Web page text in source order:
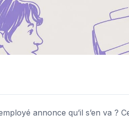
annonce qu’il s’en va ?